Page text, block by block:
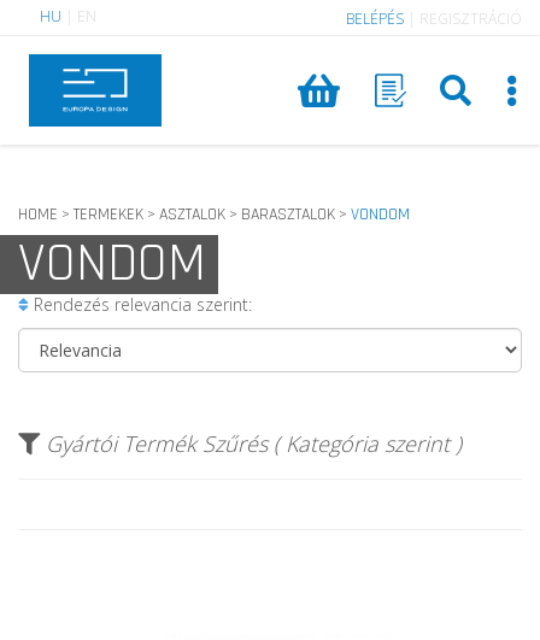
HU EN BELÉPÉS REGISZTRÁCIÓ
HOME > TERMEKEK > ASZTALOK > BARASZTALOK > VONDOM
VONDOM
Rendezés relevancia szerint:
Gyártói Termék Szűrés ( Kategória szerint )